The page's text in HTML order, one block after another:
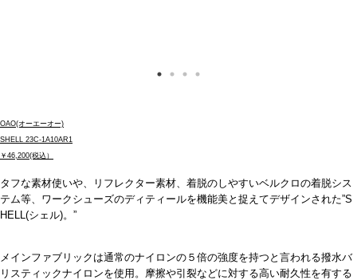
OAO(オーエーオー)
SHELL 23C-1A10AR1
￥46,200(税込）
タフな素材使いや、リフレクター素材、着脱のしやすいベルクロの着脱シス
テム等、ワークシューズのディティールを機能美と捉えてデザインされた”S
HELL(シェル)。 ”
メインファブリックは通常のナイロンの５倍の強度を持つと言われる撥水バ
リスティックナイロンを使用。摩擦や引裂などに対する高い耐久性を有する